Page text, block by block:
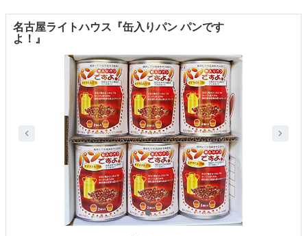
名古屋ライトハウス『缶入りパン パンです
よ！』